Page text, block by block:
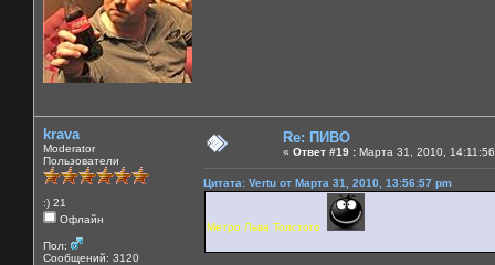
krava
Moderator
Пользователи
:) 21
Офлайн
Пол:
Сообщений: 3120
Re: ПИВО
« Ответ #19 : Марта 31, 2010,
Цитата: Vertu от Марта 31, 2010, 13:56:57 pm
Метро Льва Толстого